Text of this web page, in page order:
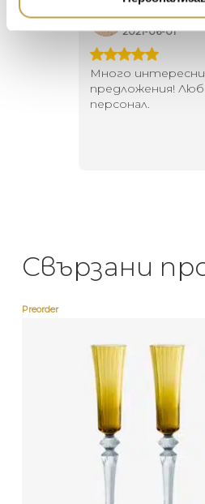
2021-06-01
Много интересни
предложения!
персонал.
Свързани
Preorder